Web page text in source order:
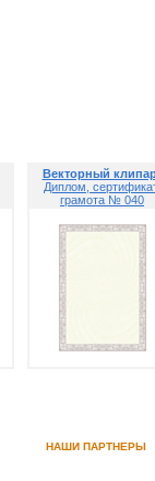
Векторный
Диплом,
грамота № 040
НАШИ ПАРТНЕРЫ